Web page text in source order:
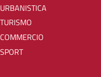
URBANISTICA
TURISMO
COMMERCIO
SPORT